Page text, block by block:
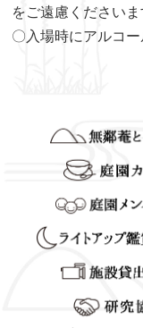
をご遠慮ください
〇入場時にアルコ